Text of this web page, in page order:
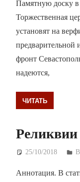
Памятную доску в
Торжественная
установят на
предварительной
фронт
надеются,
ЧИТАТЬ
25/10/2018
Аннотация. В